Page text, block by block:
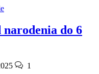
do 6
1